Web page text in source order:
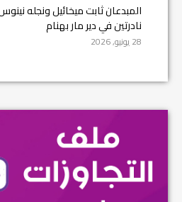
المبدعان ثابت ميخائيل ونجله
نادرتين في دير مار بهنام
28 يونيو, 2026